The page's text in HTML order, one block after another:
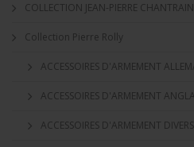
COLLECTION JEAN-PIERRE
Collection Pierre Rolly
ACCESSOIRES D'ARMEMENT
ACCESSOIRES D'ARMEMENT
ACCESSOIRES D'ARMEMENT DIVERS